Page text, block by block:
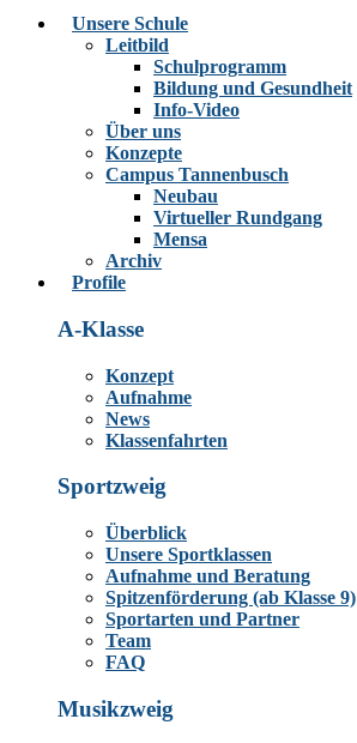
Unsere Schule
Leitbild
Schulprogramm
Bildung und Gesundheit
Info-Video
Über uns
Konzepte
Campus Tannenbusch
Neubau
Virtueller Rundgang
Mensa
Archiv
Profile
A-Klasse
Konzept
Aufnahme
News
Klassenfahrten
Sportzweig
Überblick
Unsere Sportklassen
Aufnahme und Beratung
Spitzenförderung (ab Klasse 9)
Sportarten und Partner
Team
FAQ
Musikzweig